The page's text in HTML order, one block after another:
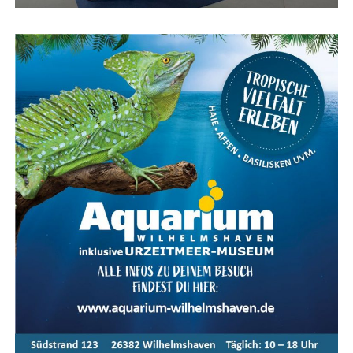
Wahl­kreis­be­treu­ung. Aus der Kos­ten­pau­scha­le bestrei­
tet der Abge­ord­ne­te auch die Aus­ga­ben für die Zweit­
woh­nung am Sitz des Parlaments.
Die Pau­scha­le wird jähr­lich zum 1. Janu­ar an die Lebens­
hal­tungs­kos­ten ange­passt und liegt der­zeit bei4.560,59
Euro monat­lich(Aus­füh­rungs­be­stim­mun­gen des Ältes­
ten­ra­tes). Kos­ten, die dar­über hin­aus­ge­hen, kön­nen
nicht steu­er­lich abge­setzt wer­den, denn es gibt für den
Abge­ord­ne­ten kei­ne „Wer­bungs­kos­ten“. Der Gesetz­ge­
ber hat sich für die Kos­ten­pau­scha­le ent­schie­den, da
die­se dem in der Ver­fas­sung ver­an­ker­ten Grund­satz des
frei­en Man­dats am ehes­ten gerecht wird. Zudem ist eine
Pau­scha­le, die sich am Durch­schnitts­auf­wand ori­en­tiert,
im Ver­hält­nis aller Abge­ord­ne­ten unter­ein­an­der am
gerech­tes­ten und stellt die kos­ten­güns­tigs­te Lösung
dar: Im Fal­le von Ein­zel­nach­wei­sen wür­de sich der Ver­